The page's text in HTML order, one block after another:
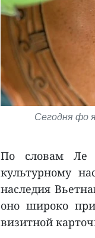
Сегодня фо
По словам Ле
культурному
наследия
оно широко
визитной